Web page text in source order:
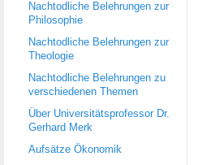
Nachtodliche Belehrungen zur
Philosophie
Nachtodliche Belehrungen zur
Theologie
Nachtodliche Belehrungen zu
verschiedenen Themen
Über Universitätsprofessor Dr.
Gerhard Merk
Aufsätze Ökonomik